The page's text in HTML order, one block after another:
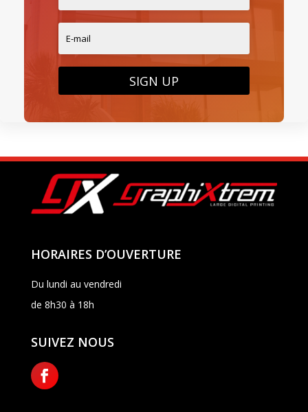
SIGN UP
HORAIRES D’OUVERTURE
Du lundi au vendredi
de 8h30 à 18h
SUIVEZ NOUS